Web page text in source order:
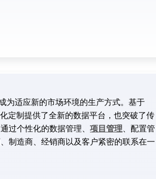
为适应新的市场环境的生产方式。基于
定制提供了全新的数据平台，也突破了传
通过个性化的数据管理、 项目管理 、配置管
制造商、经销商以及客户紧密的联系在一